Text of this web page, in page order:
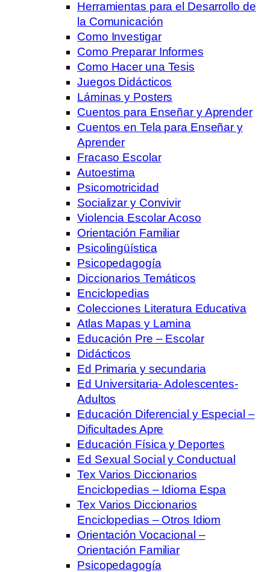
Herramientas para el Desarrollo de
la Comunicación
Como Investigar
Como Preparar Informes
Como Hacer una Tesis
Juegos Didácticos
Láminas y Posters
Cuentos para Enseñar y Aprender
Cuentos en Tela para Enseñar y
Aprender
Fracaso Escolar
Autoestima
Psicomotricidad
Socializar y Convivir
Violencia Escolar Acoso
Orientación Familiar
Psicolingüística
Psicopedagogía
Diccionarios Temáticos
Enciclopedias
Colecciones Literatura Educativa
Atlas Mapas y Lamina
Educación Pre – Escolar
Didácticos
Ed Primaria y secundaria
Ed Universitaria- Adolescentes-
Adultos
Educación Diferencial y Especial –
Dificultades Apre
Educación Física y Deportes
Ed Sexual Social y Conductual
Tex Varios Diccionarios
Enciclopedias – Idioma Espa
Tex Varios Diccionarios
Enciclopedias – Otros Idiom
Orientación Vocacional –
Orientación Familiar
Psicopedagogía